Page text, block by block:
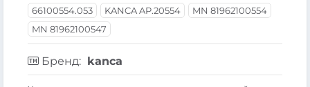
66100554.053 KANCA AP.20554
MN 81962100554
MN 81962100547
Бренд: kanca